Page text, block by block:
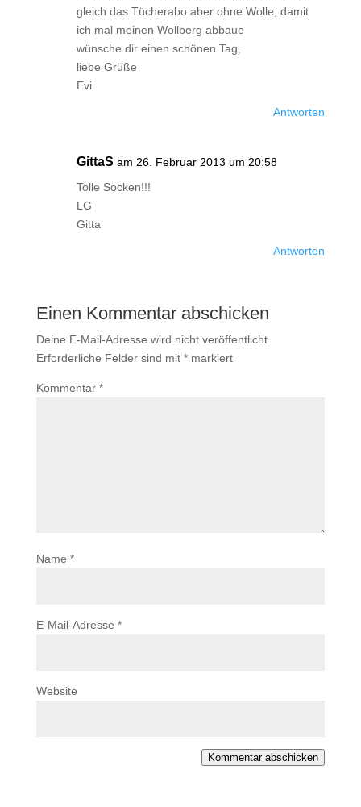
gleich das Tücherabo aber ohne Wolle, damit
ich mal meinen Wollberg abbaue
wünsche dir einen schönen Tag,
liebe Grüße
Evi
Antworten
GittaS am 26. Februar 2013 um 20:58
Tolle Socken!!!
LG
Gitta
Antworten
Einen Kommentar abschicken
Deine E-Mail-Adresse wird nicht veröffentlicht.
Erforderliche Felder sind mit *markiert
Kommentar *
Name *
E-Mail-Adresse *
Website
Kommentar abschicken